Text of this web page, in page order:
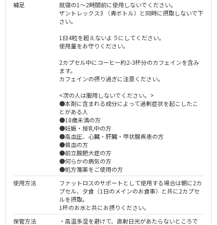
補足
就寝の1～2時間前に使用しないでください。
ザントレックス3 （青ボトル）と同時に摂取しないで下
さい。
1日4粒を超えないようにしてください。
使用量をお守りください。
2カプセル中にコーヒー約2-3杯分のカフェインを含み
ます。
カフェインの摂り過ぎに注意ください。
<次の人は服用しないでください。>
●本剤に含まれる成分によって過剰症状を起こしたこ
とがある人
●18歳未満の方
●妊娠・授乳中の方
●高血圧、心臓・肝臓・甲状腺疾患の方
●貧血の方
●前立腺肥大症の方
●何らかの病気の方
●処方箋薬をご使用の方
使用方法
ファットロスのサポートとして使用する場合は朝に2カ
プセル、夕食（1日のメインのお食事）と共に2カプセ
ルを摂取。
1杯のお水と共にお摂りください。
保管方法
・高温多湿を避けて、直射日光があたらないところで